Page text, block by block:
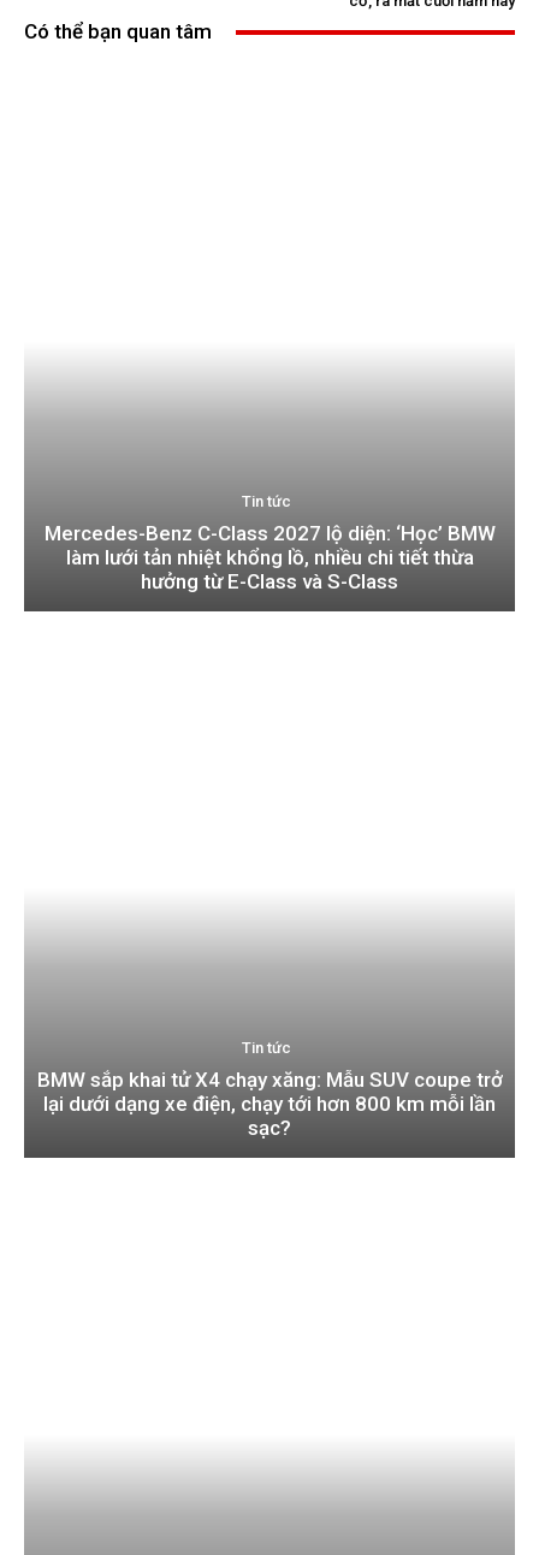
Có thể bạn quan tâm
Tin tức
Mercedes-Benz C-Class 2027 lộ diện: ‘Học’ BMW
làm lưới tản nhiệt khổng lồ, nhiều chi tiết thừa
hưởng từ E-Class và S-Class
Tin tức
BMW sắp khai tử X4 chạy xăng: Mẫu SUV coupe trở
lại dưới dạng xe điện, chạy tới hơn 800 km mỗi lần
sạc?